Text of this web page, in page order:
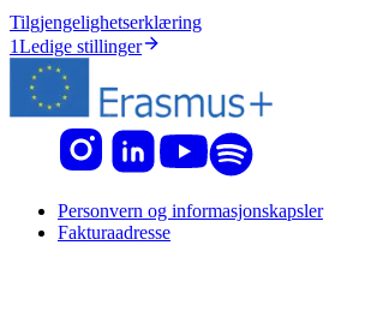
Tilgjengelighetserklæring
1Ledige stillinger
Personvern og informasjonskapsler
Fakturaadresse